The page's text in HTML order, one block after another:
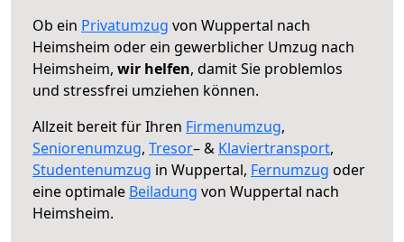
Ob ein Privatumzug von Wuppertal nach
Heimsheim oder ein gewerblicher Umzug nach
Heimsheim, wir helfen, damit Sie problemlos
und stressfrei umziehen können.
Allzeit bereit für Ihren Firmenumzug,
Seniorenumzug, Tresor– & Klaviertransport,
Studentenumzug in Wuppertal, Fernumzug oder
eine optimale Beiladung von Wuppertal nach
Heimsheim.